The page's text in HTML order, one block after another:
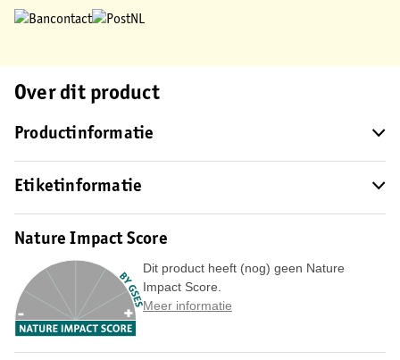
Over dit product
Productinformatie
Etiketinformatie
Nature Impact Score
Dit product heeft (nog) geen Nature
Impact Score.
Meer informatie